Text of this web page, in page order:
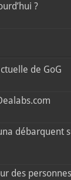
?
de GoG
débarquent
des